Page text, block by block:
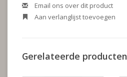
Email ons over dit product
Aan verlanglijst toevoegen
Gerelateerde producten